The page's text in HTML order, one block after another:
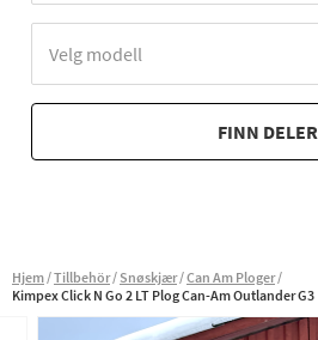
FINN DELER
Hjem Tillbehör Snøskjær Can Am Ploger
Kimpex Click N Go 2 LT Plog Can-Am Outlander G3